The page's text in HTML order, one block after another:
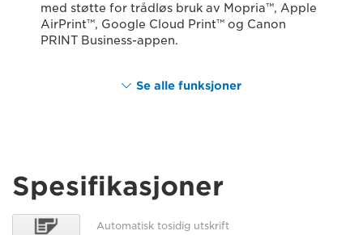
med støtte for trådløs bruk av Mopria™, Apple
AirPrint™, Google Cloud Print™ og Canon
PRINT Business-appen.
Se alle funksjoner
Spesifikasjoner
Automatisk tosidig utskrift